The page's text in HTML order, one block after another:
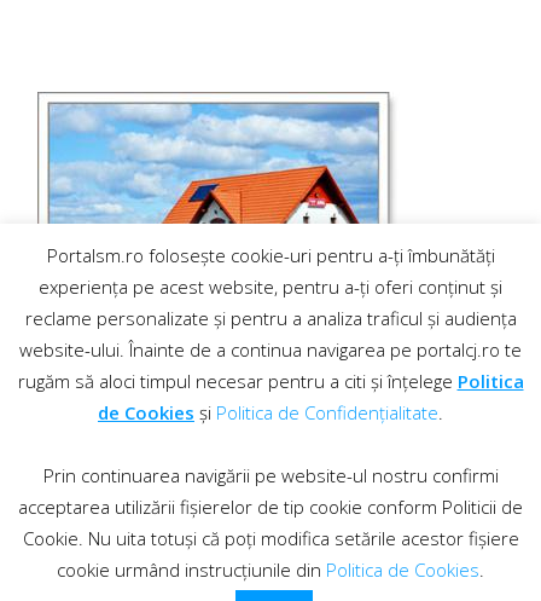
Contact·Regulament comentarii
© 2019 PortalCJ.ro. Toate drepturile sunt rezervate.
Portalsm.ro folosește cookie-uri pentru a-ți îmbunătăți
experiența pe acest website, pentru a-ți oferi conținut și
reclame personalizate și pentru a analiza traficul și audiența
website-ului. Înainte de a continua navigarea pe portalcj.ro te
rugăm să aloci timpul necesar pentru a citi și înțelege Politica
de Cookies și Politica de Confidențialitate.
Prin continuarea navigării pe website-ul nostru confirmi
acceptarea utilizării fișierelor de tip cookie conform Politicii de
Cookie. Nu uita totuși că poți modifica setările acestor fișiere
cookie urmând instrucțiunile din Politica de Cookies.